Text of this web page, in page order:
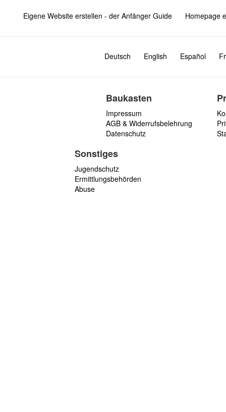
Eigene Website erstellen - der Anfänger Guide Homepage
Deutsch English Español
Baukasten
Impressum
AGB & Widerrufsbelehrung
Datenschutz
Sonstiges
Jugendschutz
Ermittlungsbehörden
Abuse